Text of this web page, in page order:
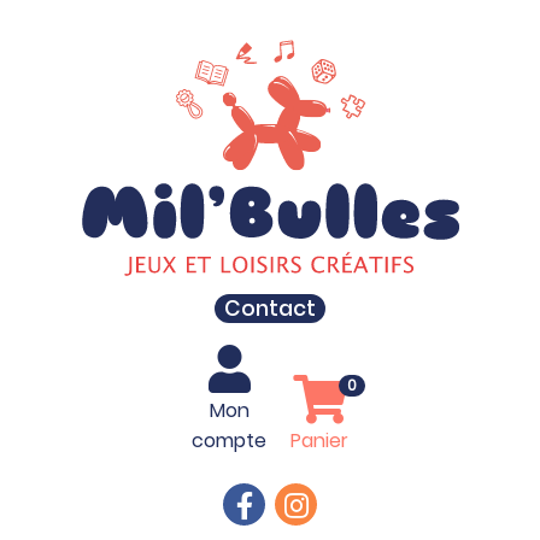
Contact
Mon
compte
Panier
0